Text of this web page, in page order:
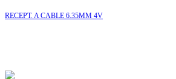
RECEPT. A CABLE 6.35MM 4V